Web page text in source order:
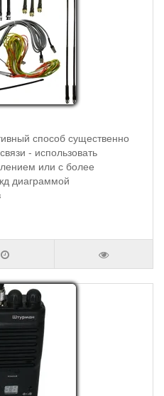
способ существенно
- использовать
или с более
диаграммой